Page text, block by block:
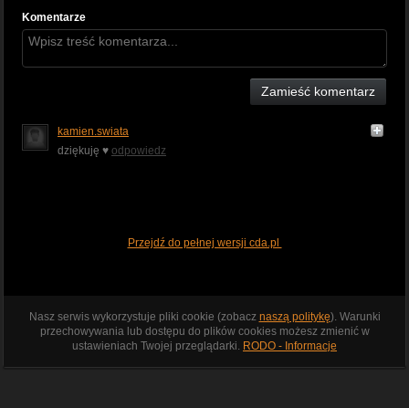
Komentarze
Zamieść komentarz
kamien.swiata
dziękuję ♥️ odpowiedz
Przejdź do pełnej wersji cda.pl
Nasz serwis wykorzystuje pliki cookie (zobacz naszą politykę). Warunki
przechowywania lub dostępu do plików cookies możesz zmienić w
ustawieniach Twojej przeglądarki. RODO - Informacje